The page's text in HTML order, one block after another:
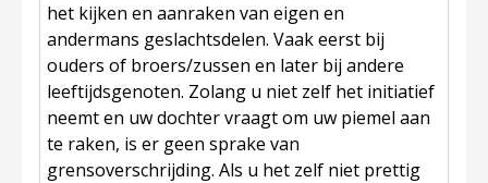
het kijken en aanraken van eigen en
andermans geslachtsdelen. Vaak eerst bij
ouders of broers/zussen en later bij andere
leeftijdsgenoten. Zolang u niet zelf het initiatief
neemt en uw dochter vraagt om uw piemel aan
te raken, is er geen sprake van
grensoverschrijding. Als u het zelf niet prettig